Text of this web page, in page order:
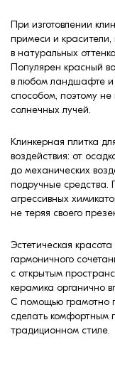
При изготовлении
примеси и красители,
в натуральных
Популярен красный
в любом ландшафте и
способом, поэтому
солнечных лучей.
Клинкерная плитка
воздействия: от
до механических
подручные средства.
агрессивных
не теряя своего
Эстетическая
гармоничного
с открытым
керамика органично
С помощью грамотно
сделать комфортным
традиционном стиле.